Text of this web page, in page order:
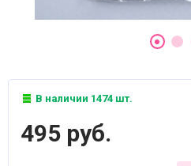
В наличии 1474 шт.
495 руб.